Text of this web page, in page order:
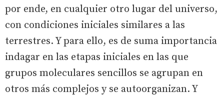
por ende, en cualquier otro lugar del universo,
con condiciones iniciales similares a las
terrestres. Y para ello, es de suma importancia
indagar en las etapas iniciales en las que
grupos moleculares sencillos se agrupan en
otros más complejos y se autoorganizan. Y